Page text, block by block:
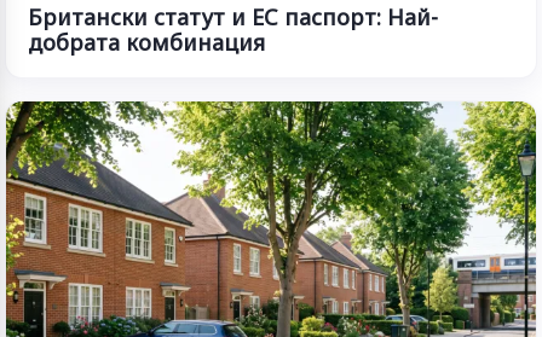
Британски статут и ЕС паспорт: Най-
добрата комбинация